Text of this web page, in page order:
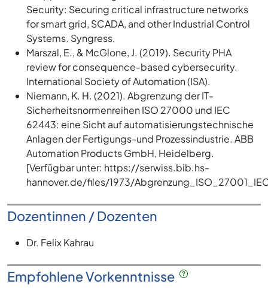
Security: Securing critical infrastructure networks
for smart grid, SCADA, and other Industrial Control
Systems. Syngress.
Marszal, E., & McGlone, J. (2019). Security PHA
review for consequence-based cybersecurity.
International Society of Automation (ISA).
Niemann, K. H. (2021). Abgrenzung der IT-
Sicherheitsnormenreihen ISO 27000 und IEC
62443: eine Sicht auf automatisierungstechnische
Anlagen der Fertigungs-und Prozessindustrie. ABB
Automation Products GmbH, Heidelberg.
[Verfügbar unter: https://serwiss.bib.hs-
hannover.de/files/1973/
Dozentinnen / Dozenten
Dr. Felix Kahrau
Empfohlene Vorkenntnisse